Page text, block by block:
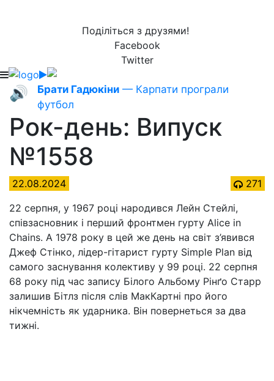
Поділіться з друзями!
Facebook
Twitter
🔊 Брати Гадюкіни — Карпати програли
футбол
Рок-день: Випуск
№1558
22.08.2024
271
22 серпня, у 1967 році народився Лейн Стейлі,
співзасновник і перший фронтмен гурту Alice in
Chains. А 1978 року в цей же день на світ з’явився
Джеф Стінко, лідер-гітарист гурту Simple Plan від
самого заснування колективу у 99 році. 22 серпня
68 року під час запису Білого Альбому Рінґо Старр
залишив Бітлз після слів МакКартні про його
нікчемність як ударника. Він повернеться за два
тижні.